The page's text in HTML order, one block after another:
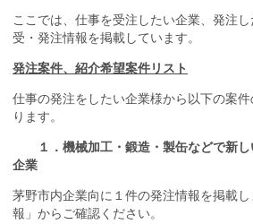
ここでは、仕事を受注したい企業、発注
受・発注情報を掲載しています。
発注案件、紹介希望案件リスト
仕事の発注をしたい企業様から以下の案
ります。
１．機械加工・鍛造・製缶などで新
企業
茅野市内企業向に１件の発注情報を掲載
報」からご確認ください。